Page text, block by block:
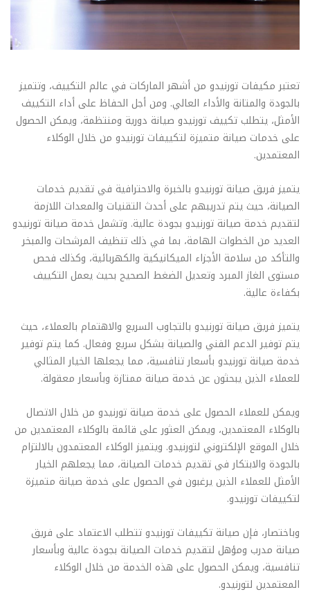
تعتبر مكيفات تورنيدو من أشهر الماركات في عالم التكييف، وتتميز
بالجودة والمتانة والأداء العالي. ومن أجل الحفاظ على أداء التكييف
الأمثل، يتطلب تكييف تورنيدو صيانة دورية ومنتظمة، ويمكن الحصول
على خدمات صيانة متميزة لتكييفات تورنيدو من خلال الوكلاء
المعتمدين.
يتميز فريق صيانة تورنيدو بالخبرة والاحترافية في تقديم خدمات
الصيانة، حيث يتم تدريبهم على أحدث التقنيات والمعدات اللازمة
لتقديم خدمة صيانة تورنيدو بجودة عالية. وتشمل خدمة صيانة تورنيدو
العديد من الخطوات الهامة، بما في ذلك تنظيف المرشحات والمبخر
والتأكد من سلامة الأجزاء الميكانيكية والكهربائية، وكذلك فحص
مستوى الغاز المبرد وتعديل الضغط الصحيح بحيث يعمل التكييف
بكفاءة عالية.
يتميز فريق صيانة تورنيدو بالتجاوب السريع والاهتمام بالعملاء، حيث
يتم توفير الدعم الفني والصيانة بشكل سريع وفعال. كما يتم توفير
خدمة صيانة تورنيدو بأسعار تنافسية، مما يجعلها الخيار المثالي
للعملاء الذين يبحثون عن خدمة صيانة ممتازة وبأسعار معقولة.
ويمكن للعملاء الحصول على خدمة صيانة تورنيدو من خلال الاتصال
بالوكلاء المعتمدين، ويمكن العثور على قائمة بالوكلاء المعتمدين من
خلال الموقع الإلكتروني لتورنيدو. ويتميز الوكلاء المعتمدون بالالتزام
بالجودة والابتكار في تقديم خدمات الصيانة، مما يجعلهم الخيار
الأمثل للعملاء الذين يرغبون في الحصول على خدمة صيانة متميزة
لتكييفات تورنيدو.
وباختصار، فإن صيانة تكييفات تورنيدو تتطلب الاعتماد على فريق
صيانة مدرب ومؤهل لتقديم خدمات الصيانة بجودة عالية وبأسعار
تنافسية، ويمكن الحصول على هذه الخدمة من خلال الوكلاء
المعتمدين لتورنيدو.